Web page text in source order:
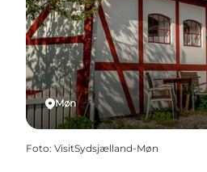
Møn
Foto: VisitSydsjælland-Møn